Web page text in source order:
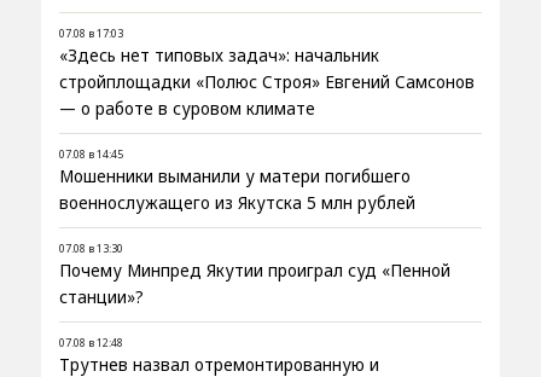
07.08 в 17:03
«Здесь нет типовых задач»: начальник
стройплощадки «Полюс Строя» Евгений Самсонов
— о работе в суровом климате
07.08 в 14:45
Мошенники выманили у матери погибшего
военнослужащего из Якутска 5 млн рублей
07.08 в 13:30
Почему Минпред Якутии проиграл суд «Пенной
станции»?
07.08 в 12:48
Трутнев назвал отремонтированную и